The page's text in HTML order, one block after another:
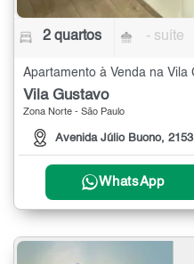
2 quartos - suíte
Apartamento à Venda na Vila
Vila Gustavo
Zona Norte - São Paulo
Avenida Júlio Buono, 2153
WhatsApp